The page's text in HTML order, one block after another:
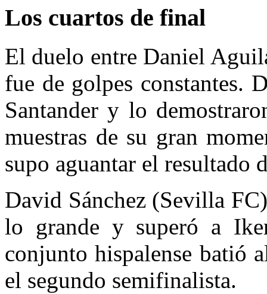
Los cuartos de final
El duelo entre Daniel
fue de golpes constantes.
Santander y lo
muestras de su gran
supo aguantar el resultado
David Sánchez (Sevilla
lo grande y superó a
conjunto hispalense batió
el segundo semifinalista.